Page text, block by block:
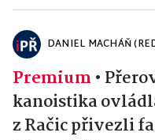
DANIEL MACHÁŇ
Premium •
kanoistika
z Račic přivezli